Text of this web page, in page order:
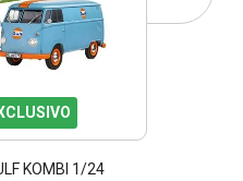
KOMBI 1/24